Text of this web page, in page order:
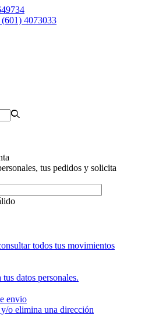
4073033
tus pedidos y solicita
todos tus movimientos
datos personales.
envio
o elimina una dirección